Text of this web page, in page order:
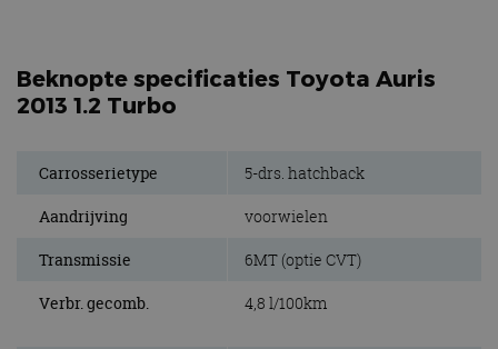
Beknopte specificaties Toyota Auris
2013 1.2 Turbo
Carrosserietype 5-drs. hatchback
Aandrijving voorwielen
Transmissie 6MT (optie CVT)
Verbr. gecomb. 4,8 l/100km